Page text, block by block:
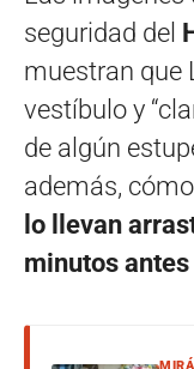
seguridad del
muestran que
vestíbulo y
de algún
además, cómo
lo llevan
minutos